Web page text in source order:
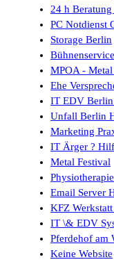
24 h
PC Notdienst
Storage Berlin
MPOA -
Ehe
IT EDV Berlin
Unfall Berlin
Marketing
IT Ärger ?
Metal Festival
Email Server
KFZ
IT \& EDV
Pferdehof am
Keine Website